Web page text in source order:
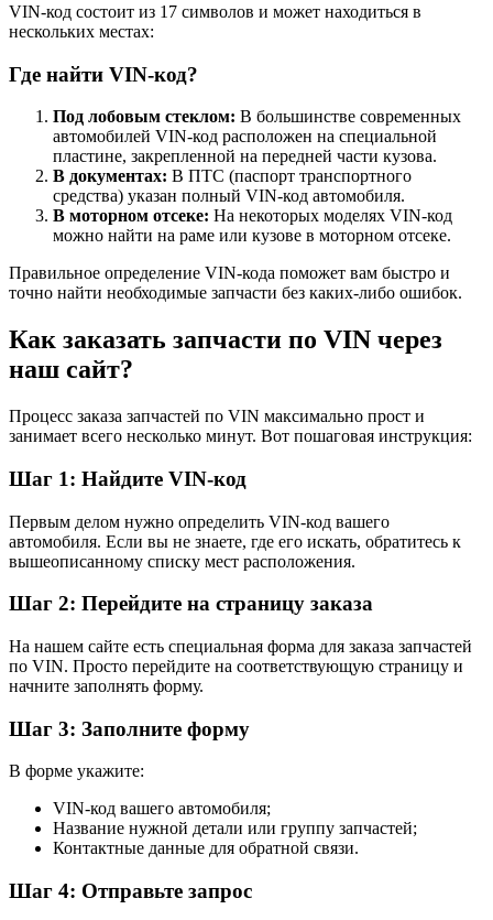
VIN-код состоит из 17 символов и может находиться в
нескольких местах:
Где найти VIN-код?
Под лобовым стеклом: В большинстве современных
автомобилей VIN-код расположен на специальной
пластине, закрепленной на передней части кузова.
В документах: В ПТС (паспорт транспортного
средства) указан полный VIN-код автомобиля.
В моторном отсеке: На некоторых моделях VIN-код
можно найти на раме или кузове в моторном отсеке.
Правильное определение VIN-кода поможет вам быстро и
точно найти необходимые запчасти без каких-либо ошибок.
Как заказать запчасти по VIN через
наш сайт?
Процесс заказа запчастей по VIN максимально прост и
занимает всего несколько минут. Вот пошаговая инструкция:
Шаг 1: Найдите VIN-код
Первым делом нужно определить VIN-код вашего
автомобиля. Если вы не знаете, где его искать, обратитесь к
вышеописанному списку мест расположения.
Шаг 2: Перейдите на страницу заказа
На нашем сайте есть специальная форма для заказа запчастей
по VIN. Просто перейдите на соответствующую страницу и
начните заполнять форму.
Шаг 3: Заполните форму
В форме укажите:
VIN-код вашего автомобиля;
Название нужной детали или группу запчастей;
Контактные данные для обратной связи.
Шаг 4: Отправьте запрос